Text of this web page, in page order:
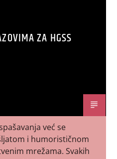
ZA HGSS
već se
i humorističnom
mrežama. Svakih